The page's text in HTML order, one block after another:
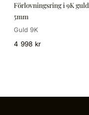
Förlovningsring i 9K guld
5mm
Guld 9K
4 998 kr